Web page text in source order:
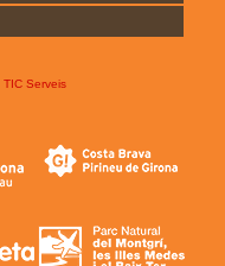
TIC Serveis